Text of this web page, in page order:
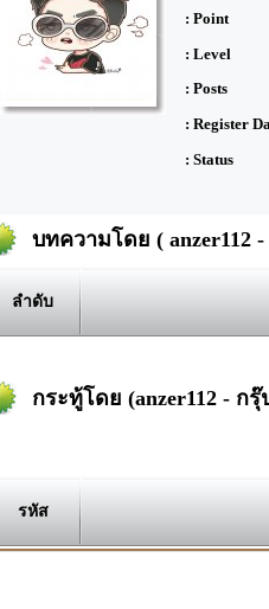
: Point
: Level
: Posts
: Register
: Status
บทความโดย ( anzer112
ลำดับ
กระทู้โดย (anzer112 - กรุ๊
รหัส